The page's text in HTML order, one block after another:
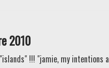
2010
!!! "jamie, my